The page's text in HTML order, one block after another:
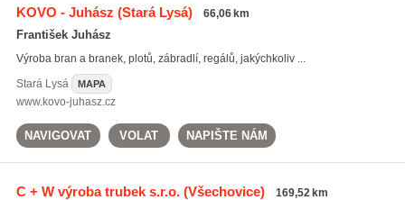
KOVO - Juhász (Stará Lysá) 66,06 km
František Juhász
Výroba bran a branek, plotů, zábradlí, regálů, jakýchkoliv ...
Stará Lysá
MAPA
www.kovo-juhasz.cz
NAVIGOVAT VOLAT NAPIŠTE NÁM
C + W výroba trubek s.r.o.(Všechovice) 169,52 km